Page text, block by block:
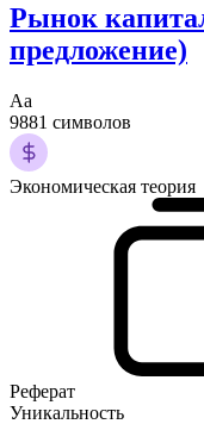
Рынок
предложение)
Аа
9881 символов
Экономическая теория
Реферат
Уникальность